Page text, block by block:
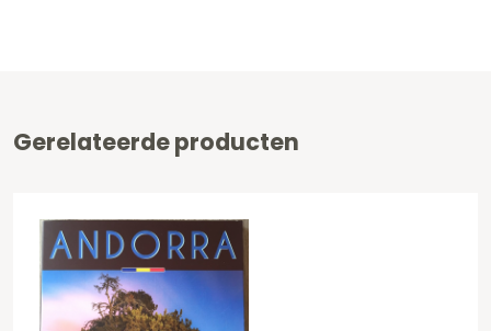
Gerelateerde producten